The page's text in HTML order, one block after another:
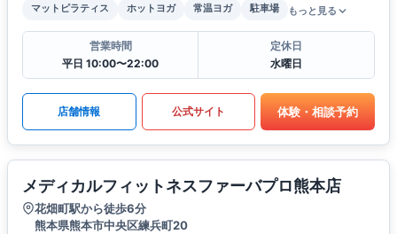
マットピラティス
ホットヨガ 常温ヨガ 駐車場 もっと見る
営業時間
平日 10:00〜22:00
定休日
水曜日
店舗情報 公式サイト 体験・相談予約
メディカルフィットネスファーバプロ熊本店
花畑町駅から徒歩6分
熊本県熊本市中央区練兵町20